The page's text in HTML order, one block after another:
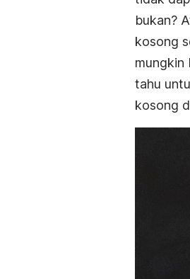
bukan?
kosong
mungkin
tahu
kosong